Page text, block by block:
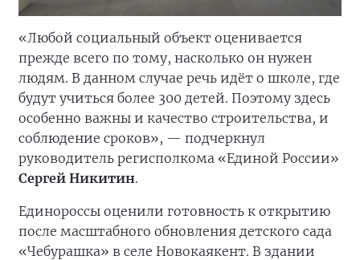
«Любой социальный объект оценивается
прежде всего по тому, насколько он нужен
людям. В данном случае речь идёт о школе, где
будут учиться более 300 детей. Поэтому здесь
особенно важны и качество строительства, и
соблюдение сроков», — подчеркнул
руководитель регисполкома «Единой России»
Сергей Никитин.
Единороссы оценили готовность к открытию
после масштабного обновления детского сада
«Чебурашка» в селе Новокаякент. В здании